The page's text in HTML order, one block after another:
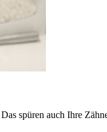
spüren auch Ihre